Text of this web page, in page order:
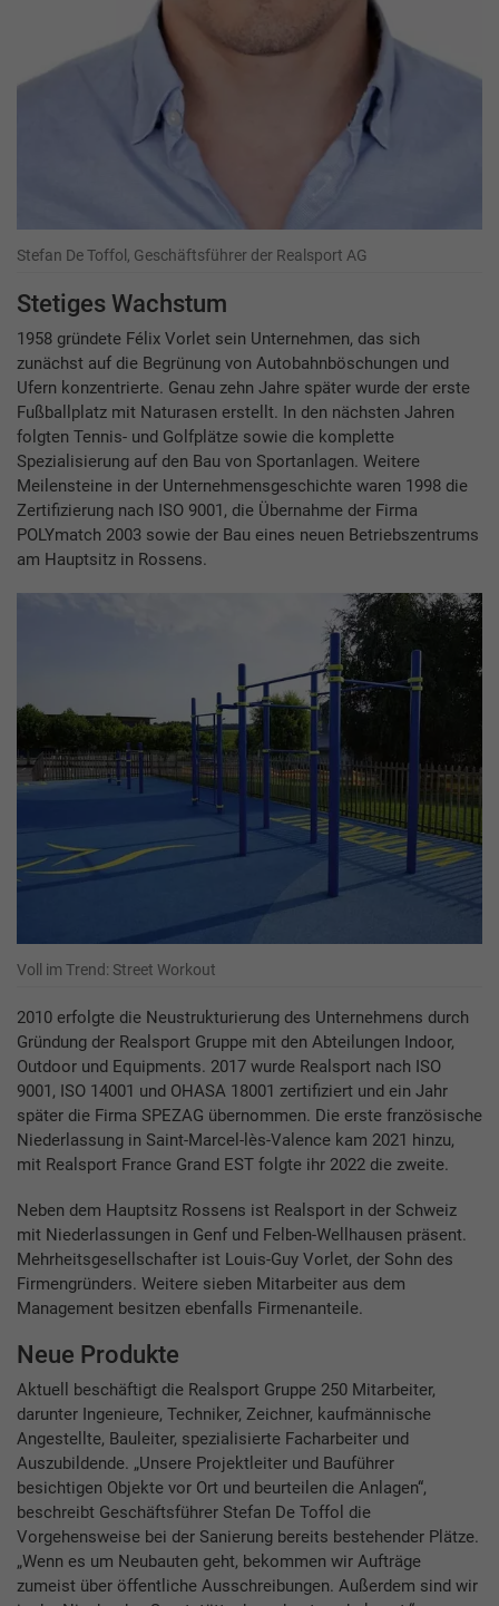
Stefan De Toffol, Geschäftsführer der Realsport AG
Stetiges Wachstum
1958 gründete Félix Vorlet sein Unternehmen, das sich
zunächst auf die Begrünung von Autobahnböschungen und
Ufern konzentrierte. Genau zehn Jahre später wurde der erste
Fußballplatz mit Naturasen erstellt. In den nächsten Jahren
folgten Tennis- und Golfplätze sowie die komplette
Spezialisierung auf den Bau von Sportanlagen. Weitere
Meilensteine in der Unternehmensgeschichte waren 1998 die
Zertifizierung nach ISO 9001, die Übernahme der Firma
POLYmatch 2003 sowie der Bau eines neuen Betriebszentrums
am Hauptsitz in Rossens.
Voll im Trend: Street Workout
2010 erfolgte die Neustrukturierung des Unternehmens durch
Gründung der Realsport Gruppe mit den Abteilungen Indoor,
Outdoor und Equipments. 2017 wurde Realsport nach ISO
9001, ISO 14001 und OHASA 18001 zertifiziert und ein Jahr
später die Firma SPEZAG übernommen. Die erste französische
Niederlassung in Saint-Marcel-lès-Valence kam 2021 hinzu,
mit Realsport France Grand EST folgte ihr 2022 die zweite.
Neben dem Hauptsitz Rossens ist Realsport in der Schweiz
mit Niederlassungen in Genf und Felben-Wellhausen präsent.
Mehrheitsgesellschafter ist Louis-Guy Vorlet, der Sohn des
Firmengründers. Weitere sieben Mitarbeiter aus dem
Management besitzen ebenfalls Firmenanteile.
Neue Produkte
Aktuell beschäftigt die Realsport Gruppe 250 Mitarbeiter,
darunter Ingenieure, Techniker, Zeichner, kaufmännische
Angestellte, Bauleiter, spezialisierte Facharbeiter und
Auszubildende. „Unsere Projektleiter und Bauführer
besichtigen Objekte vor Ort und beurteilen die Anlagen“,
beschreibt Geschäftsführer Stefan De Toffol die
Vorgehensweise bei der Sanierung bereits bestehender Plätze.
„Wenn es um Neubauten geht, bekommen wir Aufträge
zumeist über öffentliche Ausschreibungen. Außerdem sind wir